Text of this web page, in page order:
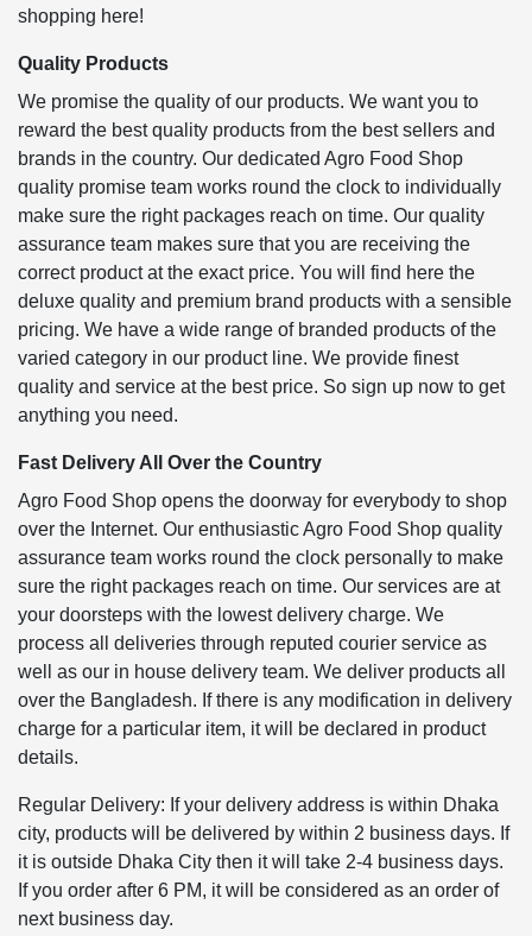
shopping here!
Quality Products
We promise the quality of our products. We want you to
reward the best quality products from the best sellers and
brands in the country. Our dedicated Agro Food Shop
quality promise team works round the clock to individually
make sure the right packages reach on time. Our quality
assurance team makes sure that you are receiving the
correct product at the exact price. You will find here the
deluxe quality and premium brand products with a sensible
pricing. We have a wide range of branded products of the
varied category in our product line. We provide finest
quality and service at the best price. So sign up now to get
anything you need.
Fast Delivery All Over the Country
Agro Food Shop opens the doorway for everybody to shop
over the Internet. Our enthusiastic Agro Food Shop quality
assurance team works round the clock personally to make
sure the right packages reach on time. Our services are at
your doorsteps with the lowest delivery charge. We
process all deliveries through reputed courier service as
well as our in house delivery team. We deliver products all
over the Bangladesh. If there is any modification in delivery
charge for a particular item, it will be declared in product
details.
Regular Delivery: If your delivery address is within Dhaka
city, products will be delivered by within 2 business days. If
it is outside Dhaka City then it will take 2-4 business days.
If you order after 6 PM, it will be considered as an order of
next business day.